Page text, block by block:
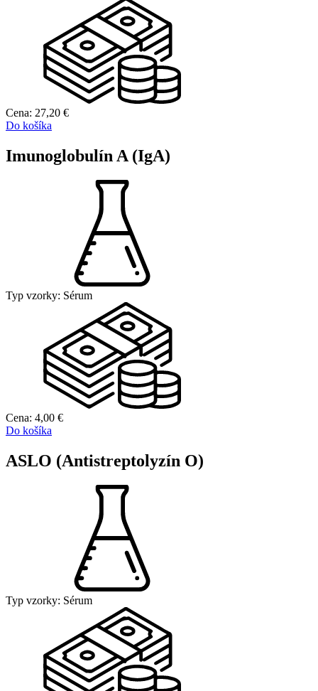
Cena: 27,20 €
Do košíka
Imunoglobulín A (IgA)
Typ vzorky: Sérum
Cena: 4,00 €
Do košíka
ASLO (Antistreptolyzín O)
Typ vzorky: Sérum